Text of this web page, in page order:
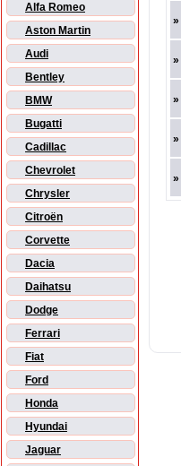
Alfa Romeo
Aston Martin
Audi
Bentley
BMW
Bugatti
Cadillac
Chevrolet
Chrysler
Citroën
Corvette
Dacia
Daihatsu
Dodge
Ferrari
Fiat
Ford
Honda
Hyundai
Jaguar
»
»
»
»
»